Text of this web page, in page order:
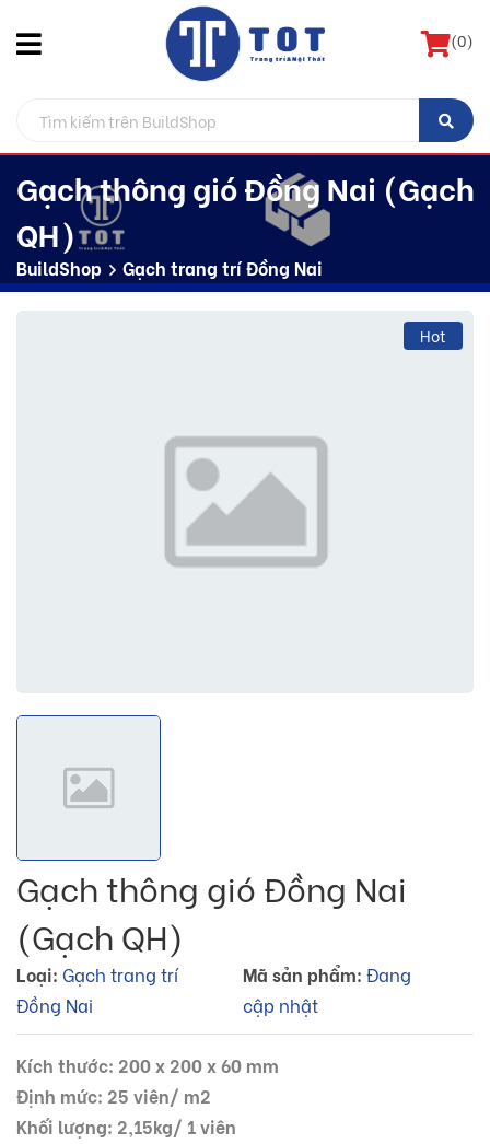
(0)
Gạch thông gió Đồng Nai (Gạch
QH)
BuildShop Gạch trang trí Đồng Nai
Hot
Gạch thông gió Đồng Nai
(Gạch QH)
Loại: Gạch trang trí
Đồng Nai
Mã sản phẩm: Đang
cập nhật
Kích thước: 200 x 200 x 60 mm
Định mức: 25 viên/ m2
Khối lượng: 2,15kg/ 1 viên